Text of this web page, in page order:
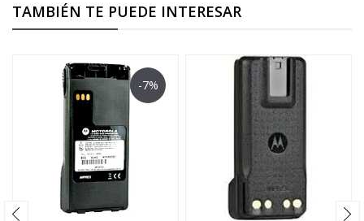
TAMBIÉN TE PUEDE INTERESAR
-7%